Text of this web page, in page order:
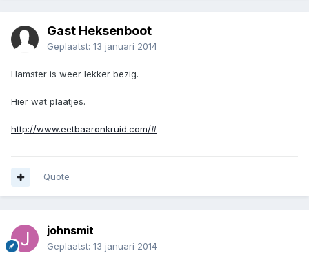
Gast Heksenboot
Geplaatst: 13 januari 2014
Hamster is weer lekker bezig.
Hier wat plaatjes.
http://www.eetbaaronkruid.com/#
Quote
johnsmit
Geplaatst: 13 januari 2014